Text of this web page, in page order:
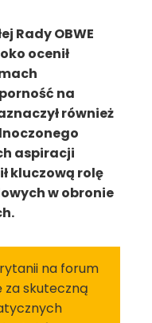
Rady OBWE
ocenił
na
również
aspiracji
kluczową rolę
w obronie
na forum
za skuteczną